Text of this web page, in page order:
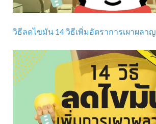
วิธีลดไขมัน 14 วิธีเพิ่มอัตราการเผาผลาญ